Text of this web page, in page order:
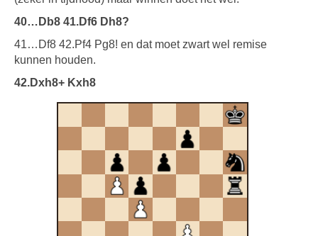
40…Db8 41.Df6 Dh8?
41…Df8 42.Pf4 Pg8! en dat moet zwart wel remise
kunnen houden.
42.Dxh8+ Kxh8